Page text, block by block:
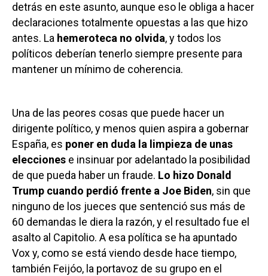
detrás en este asunto, aunque eso le obliga a hacer
declaraciones totalmente opuestas a las que hizo
antes. La hemeroteca no olvida, y todos los
políticos deberían tenerlo siempre presente para
mantener un mínimo de coherencia.
Una de las peores cosas que puede hacer un
dirigente político, y menos quien aspira a gobernar
España, es poner en duda la limpieza de unas
elecciones e insinuar por adelantado la posibilidad
de que pueda haber un fraude. Lo hizo Donald
Trump cuando perdió frente a Joe Biden, sin que
ninguno de los jueces que sentenció sus más de
60 demandas le diera la razón, y el resultado fue el
asalto al Capitolio. A esa política se ha apuntado
Vox y, como se está viendo desde hace tiempo,
también Feijóo, la portavoz de su grupo en el